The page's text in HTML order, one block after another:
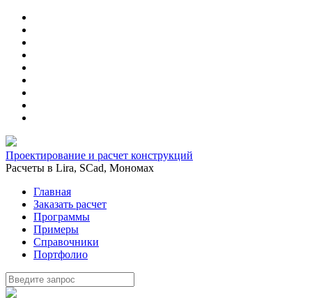
Проектирование и расчет конструкций
Расчеты в Lira, SCad, Мономах
Главная
Заказать расчет
Программы
Примеры
Справочники
Портфолио